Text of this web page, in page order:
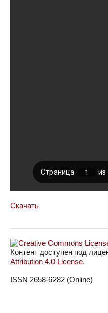
Скачать
Контент доступен под
Attribution 4.0 License.
ISSN 2658-6282 (Online)